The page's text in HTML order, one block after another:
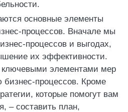
основные элементы
процессов. Вначале мы
процессов и выгодах,
их эффективности.
ключевыми элементами мер
бизнес-процессов. Кроме
которые помогут вам
– составить план,